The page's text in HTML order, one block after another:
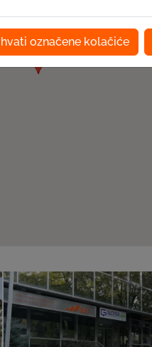
označene kolačiće